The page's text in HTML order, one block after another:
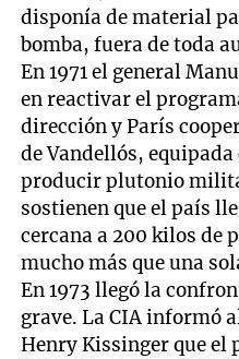
disponía de material
bomba, fuera de toda
En 1971 el general
en reactivar el
dirección y París
de Vandellós,
producir plutonio
sostienen que el país
cercana a 200 kilos
mucho más que una
En 1973 llegó la
grave. La CIA informó
Henry Kissinger que el